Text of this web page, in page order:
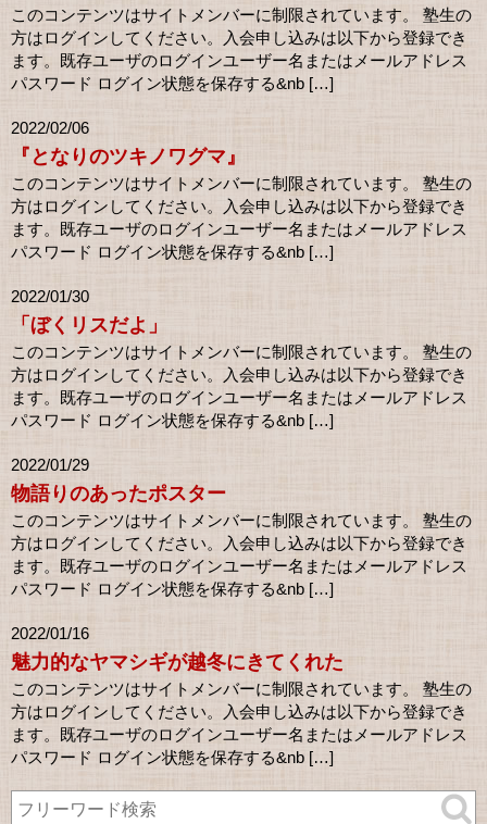
このコンテンツはサイトメンバーに制限されています。 塾生の
方はログインしてください。入会申し込みは以下から登録でき
ます。既存ユーザのログインユーザー名またはメールアドレス
パスワード ログイン状態を保存する&nb […]
2022/02/06
『となりのツキノワグマ』
このコンテンツはサイトメンバーに制限されています。 塾生の
方はログインしてください。入会申し込みは以下から登録でき
ます。既存ユーザのログインユーザー名またはメールアドレス
パスワード ログイン状態を保存する&nb […]
2022/01/30
「ぼくリスだよ」
このコンテンツはサイトメンバーに制限されています。 塾生の
方はログインしてください。入会申し込みは以下から登録でき
ます。既存ユーザのログインユーザー名またはメールアドレス
パスワード ログイン状態を保存する&nb […]
2022/01/29
物語りのあったポスター
このコンテンツはサイトメンバーに制限されています。 塾生の
方はログインしてください。入会申し込みは以下から登録でき
ます。既存ユーザのログインユーザー名またはメールアドレス
パスワード ログイン状態を保存する&nb […]
2022/01/16
魅力的なヤマシギが越冬にきてくれた
このコンテンツはサイトメンバーに制限されています。 塾生の
方はログインしてください。入会申し込みは以下から登録でき
ます。既存ユーザのログインユーザー名またはメールアドレス
パスワード ログイン状態を保存する&nb […]